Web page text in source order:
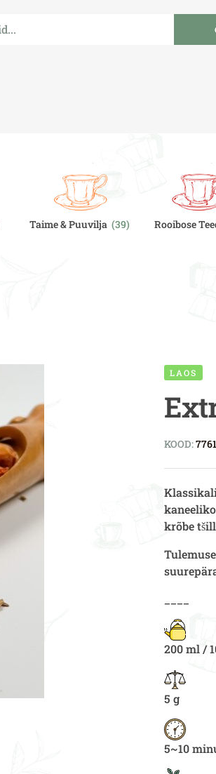
Taime & Puuvilja (39) Rooibose
LAOS
KOOD:
kaneel
krõbe
200 ml /
5 g
5~10